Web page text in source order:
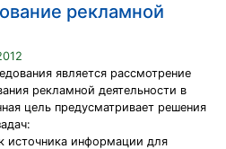
рекламной
является рассмотрение
рекламной деятельности в
цель предусматривает решения
источника информации для